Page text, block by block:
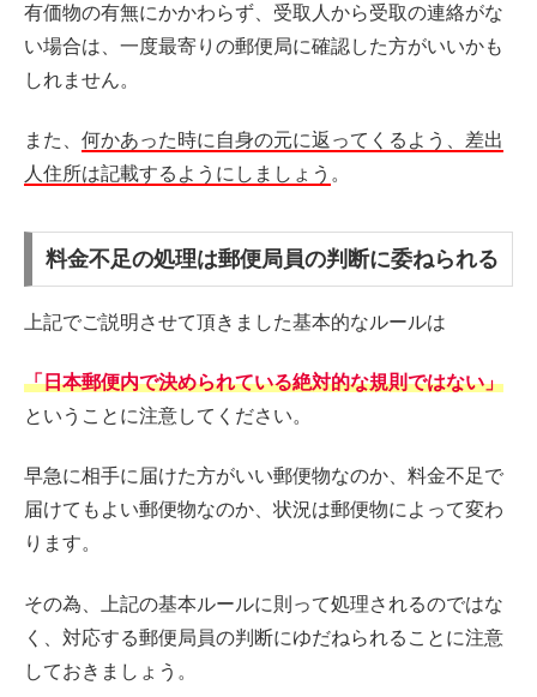
有価物の有無にかかわらず、受取人から受取の連絡がな
い場合は、一度最寄りの郵便局に確認した方がいいかも
しれません。
また、 何かあった時に自身の元に返ってくるよう、差出
人住所は記載するようにしましょう 。
料金不足の処理は郵便局員の判断に委ねられる
上記でご説明させて頂きました基本的なルールは
「日本郵便内で決められている絶対的な規則ではない」
ということに注意してください。
早急に相手に届けた方がいい郵便物なのか、料金不足で
届けてもよい郵便物なのか、状況は郵便物によって変わ
ります。
その為、上記の基本ルールに則って処理されるのではな
く、対応する郵便局員の判断にゆだねられることに注意
しておきましょう。